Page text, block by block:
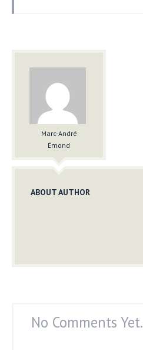
Marc-André
Émond
ABOUT AUTHOR
No Comments Yet.